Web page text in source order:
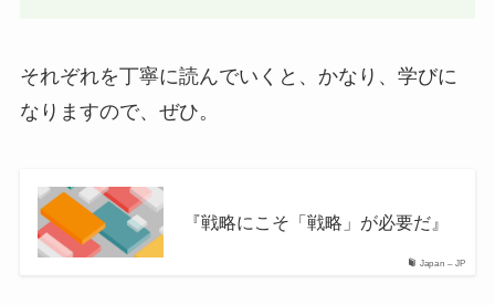
それぞれを丁寧に読んでいくと、かなり、学びに
なりますので、ぜひ。
Japan – JP
『戦略にこそ「戦略」が必要だ』